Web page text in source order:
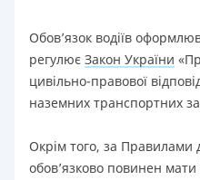
Обов’язок водіїв
регулює Закон України
цивільно-правової
наземних транспортних
Окрім того, за Правилами
обов’язково повинен мати